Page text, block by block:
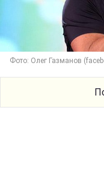
Фото: Олег Газманов